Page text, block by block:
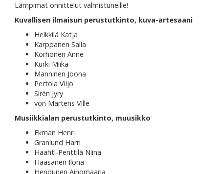
Lämpimät onnittelut valmistuneille!
Kuvallisen ilmaisun perustutkinto, kuva-artesaani
Heikkilä Katja
Karppanen Salla
Korhonen Anne
Kurki Miika
Manninen Joona
Pertola Viljo
Sirén Jyry
von Martens Ville
Musiikkialan perustutkinto, muusikko
Ekman Henri
Granlund Harri
Haahti-Penttilä Niina
Haasanen Ilona
Hendunen Ainomaaria